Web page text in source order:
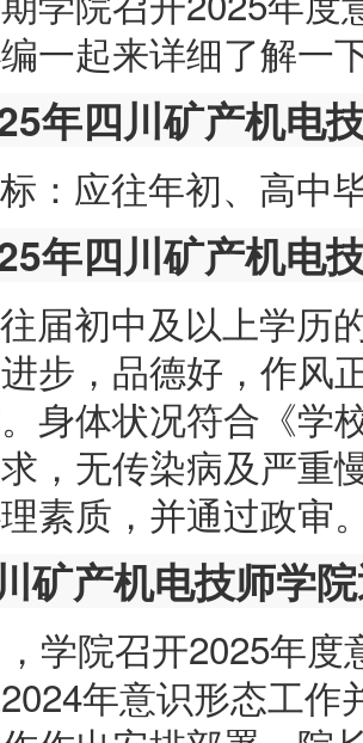
一起来详细了解一
年四川矿产机电
：应往年初、高中
年四川矿产机电
届初中及以上学历
步，品德好，作风
身体状况符合《学
，无传染病及严重
素质，并通过政审
矿产机电技师学
学院召开2025年
年意识形态工